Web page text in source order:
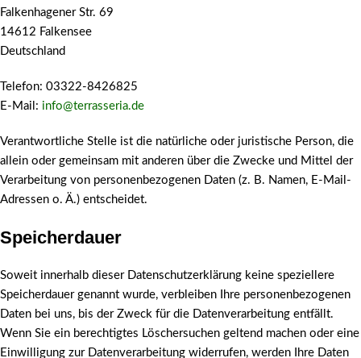
Falkenhagener Str. 69
14612 Falkensee
Deutschland
Telefon: 03322-8426825
E-Mail: info@terrasseria.de
Verantwortliche Stelle ist die natürliche oder juristische Person, die
allein oder gemeinsam mit anderen über die Zwecke und Mittel der
Verarbeitung von personenbezogenen Daten (z. B. Namen, E-Mail-
Adressen o. Ä.) entscheidet.
Speicherdauer
Soweit innerhalb dieser Datenschutzerklärung keine speziellere
Speicherdauer genannt wurde, verbleiben Ihre personenbezogenen
Daten bei uns, bis der Zweck für die Datenverarbeitung entfällt.
Wenn Sie ein berechtigtes Löschersuchen geltend machen oder eine
Einwilligung zur Datenverarbeitung widerrufen, werden Ihre Daten